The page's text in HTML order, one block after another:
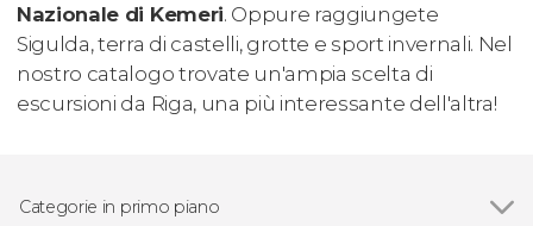
Nazionale di Kemeri. Oppure raggiungete
Sigulda, terra di castelli, grotte e sport invernali. Nel
nostro catalogo trovate un'ampia scelta di
escursioni da Riga, una più interessante dell'altra!
Categorie in primo piano